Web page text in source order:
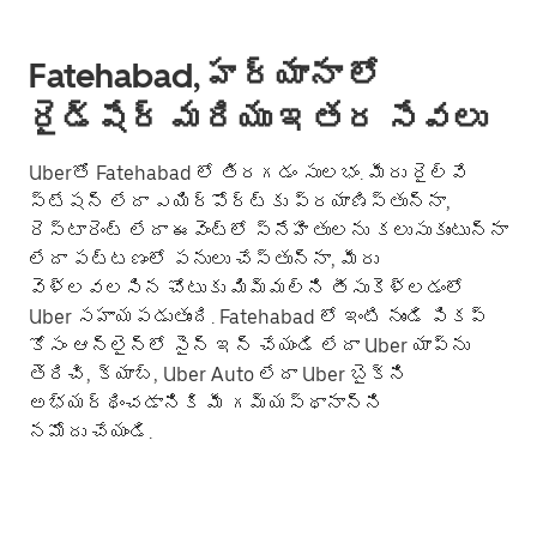
Fatehabad, హర్యానా లో
రైడ్‌షేర్ మరియు ఇతర సేవలు
Uberతో Fatehabad లో తిరగడం సులభం. మీరు రైల్వే
స్టేషన్ లేదా ఎయిర్‌పోర్ట్‌కు ప్రయాణిస్తున్నా,
రెస్టారెంట్ లేదా ఈవెంట్లో స్నేహితులను కలుసుకుంటున్నా
లేదా పట్టణంలో పనులు చేస్తున్నా, మీరు
వెళ్లవలసిన చోటుకు మిమ్మల్ని తీసుకెళ్లడంలో
Uber సహాయపడుతుంది. Fatehabad లో ఇంటి నుండి పికప్
కోసం ఆన్‌లైన్‌లో సైన్ ఇన్ చేయండి లేదా Uber యాప్‌ను
తెరిచి, క్యాబ్, Uber Auto లేదా Uber బైక్‌ని
అభ్యర్థించడానికి మీ గమ్యస్థానాన్ని
నమోదు చేయండి.